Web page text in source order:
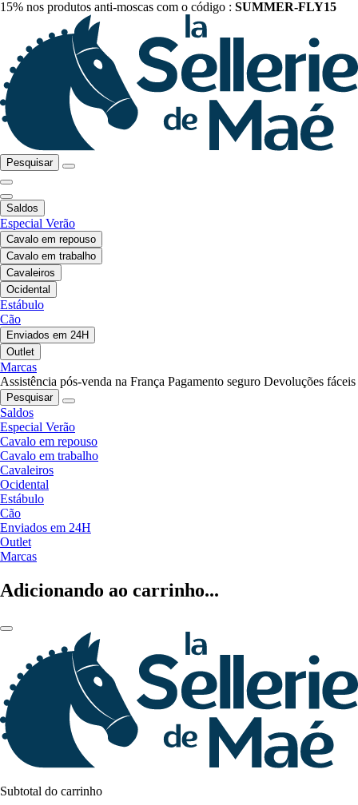
15% nos produtos anti-moscas com o código : SUMMER-FLY15
Pesquisar
Saldos
Especial Verão
Cavalo em repouso
Cavalo em trabalho
Cavaleiros
Ocidental
Estábulo
Cão
Enviados em 24H
Outlet
Marcas
Assistência pós-venda na França Pagamento seguro Devoluções fáceis
Pesquisar
Saldos
Especial Verão
Cavalo em repouso
Cavalo em trabalho
Cavaleiros
Ocidental
Estábulo
Cão
Enviados em 24H
Outlet
Marcas
Adicionando ao carrinho...
Subtotal do carrinho